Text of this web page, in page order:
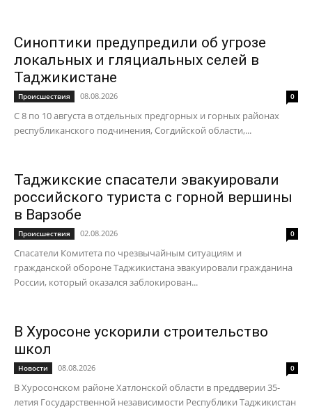
Синоптики предупредили об угрозе
локальных и гляциальных селей в
Таджикистане
Происшествия 08.08.2026 0
С 8 по 10 августа в отдельных предгорных и горных районах
республиканского подчинения, Согдийской области,...
Таджикские спасатели эвакуировали
российского туриста с горной вершины
в Варзобе
Происшествия 02.08.2026 0
Спасатели Комитета по чрезвычайным ситуациям и
гражданской обороне Таджикистана эвакуировали гражданина
России, который оказался заблокирован...
В Хуросоне ускорили строительство
школ
Новости 08.08.2026 0
В Хуросонском районе Хатлонской области в преддверии 35-
летия Государственной независимости Республики Таджикистан